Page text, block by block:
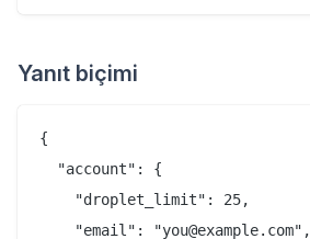
Yanıt biçimi
{
  "account": {
    "droplet_limit": 25,
    "email": "you@example.com",